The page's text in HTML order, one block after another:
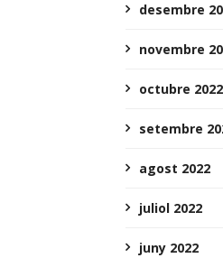
desembre
novembre
octubre 2022
setembre
agost 2022
juliol 2022
juny 2022